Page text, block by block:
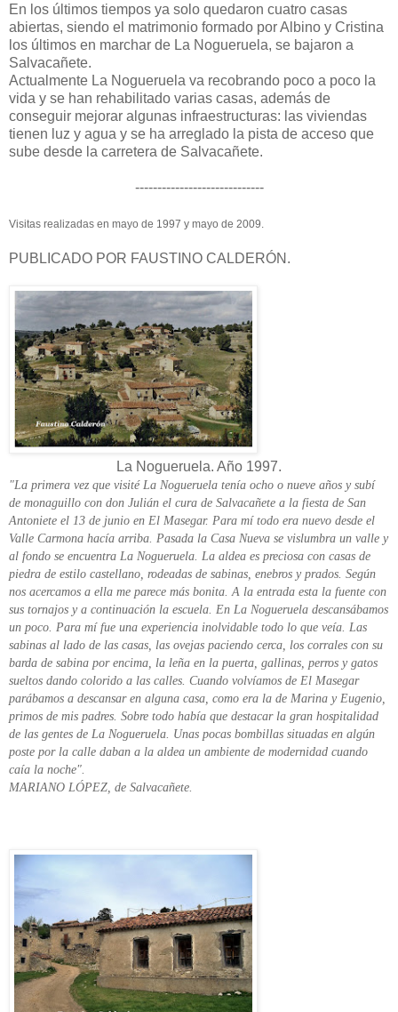
En los últimos tiempos ya solo quedaron cuatro casas
abiertas, siendo el matrimonio formado por Albino y Cristina
los últimos en marchar de La Nogueruela, se bajaron a
Salvacañete.
Actualmente La Nogueruela va recobrando poco a poco la
vida y se han rehabilitado varias casas, además de
conseguir mejorar algunas infraestructuras: las viviendas
tienen luz y agua y se ha arreglado la pista de acceso que
sube desde la carretera de Salvacañete.
-----------------------------
Visitas realizadas en mayo de 1997 y mayo de 2009.
PUBLICADO POR FAUSTINO CALDERÓN.
La Nogueruela. Año 1997.
"La primera vez que visité La Nogueruela tenía ocho o nueve años y subí
de monaguillo con don Julián el cura de Salvacañete a la fiesta de San
Antoniete el 13 de junio en El Masegar. Para mí todo era nuevo desde el
Valle Carmona hacía arriba. Pasada la Casa Nueva se vislumbra un valle y
al fondo se encuentra La Nogueruela. La aldea es preciosa con casas de
piedra de estilo castellano, rodeadas de sabinas, enebros y prados. Según
nos acercamos a ella me parece más bonita. A la entrada esta la fuente con
sus tornajos y a continuación la escuela. En La Nogueruela descansábamos
un poco. Para mí fue una experiencia inolvidable todo lo que veía. Las
sabinas al lado de las casas, las ovejas paciendo cerca, los corrales con su
barda de sabina por encima, la leña en la puerta, gallinas, perros y gatos
sueltos dando colorido a las calles. Cuando volvíamos de El Masegar
parábamos a descansar en alguna casa, como era la de Marina y Eugenio,
primos de mis padres. Sobre todo había que destacar la gran hospitalidad
de las gentes de La Nogueruela. Unas pocas bombillas situadas en algún
poste por la calle daban a la aldea un ambiente de modernidad cuando
caía la noche".
MARIANO LÓPEZ, de Salvacañete.